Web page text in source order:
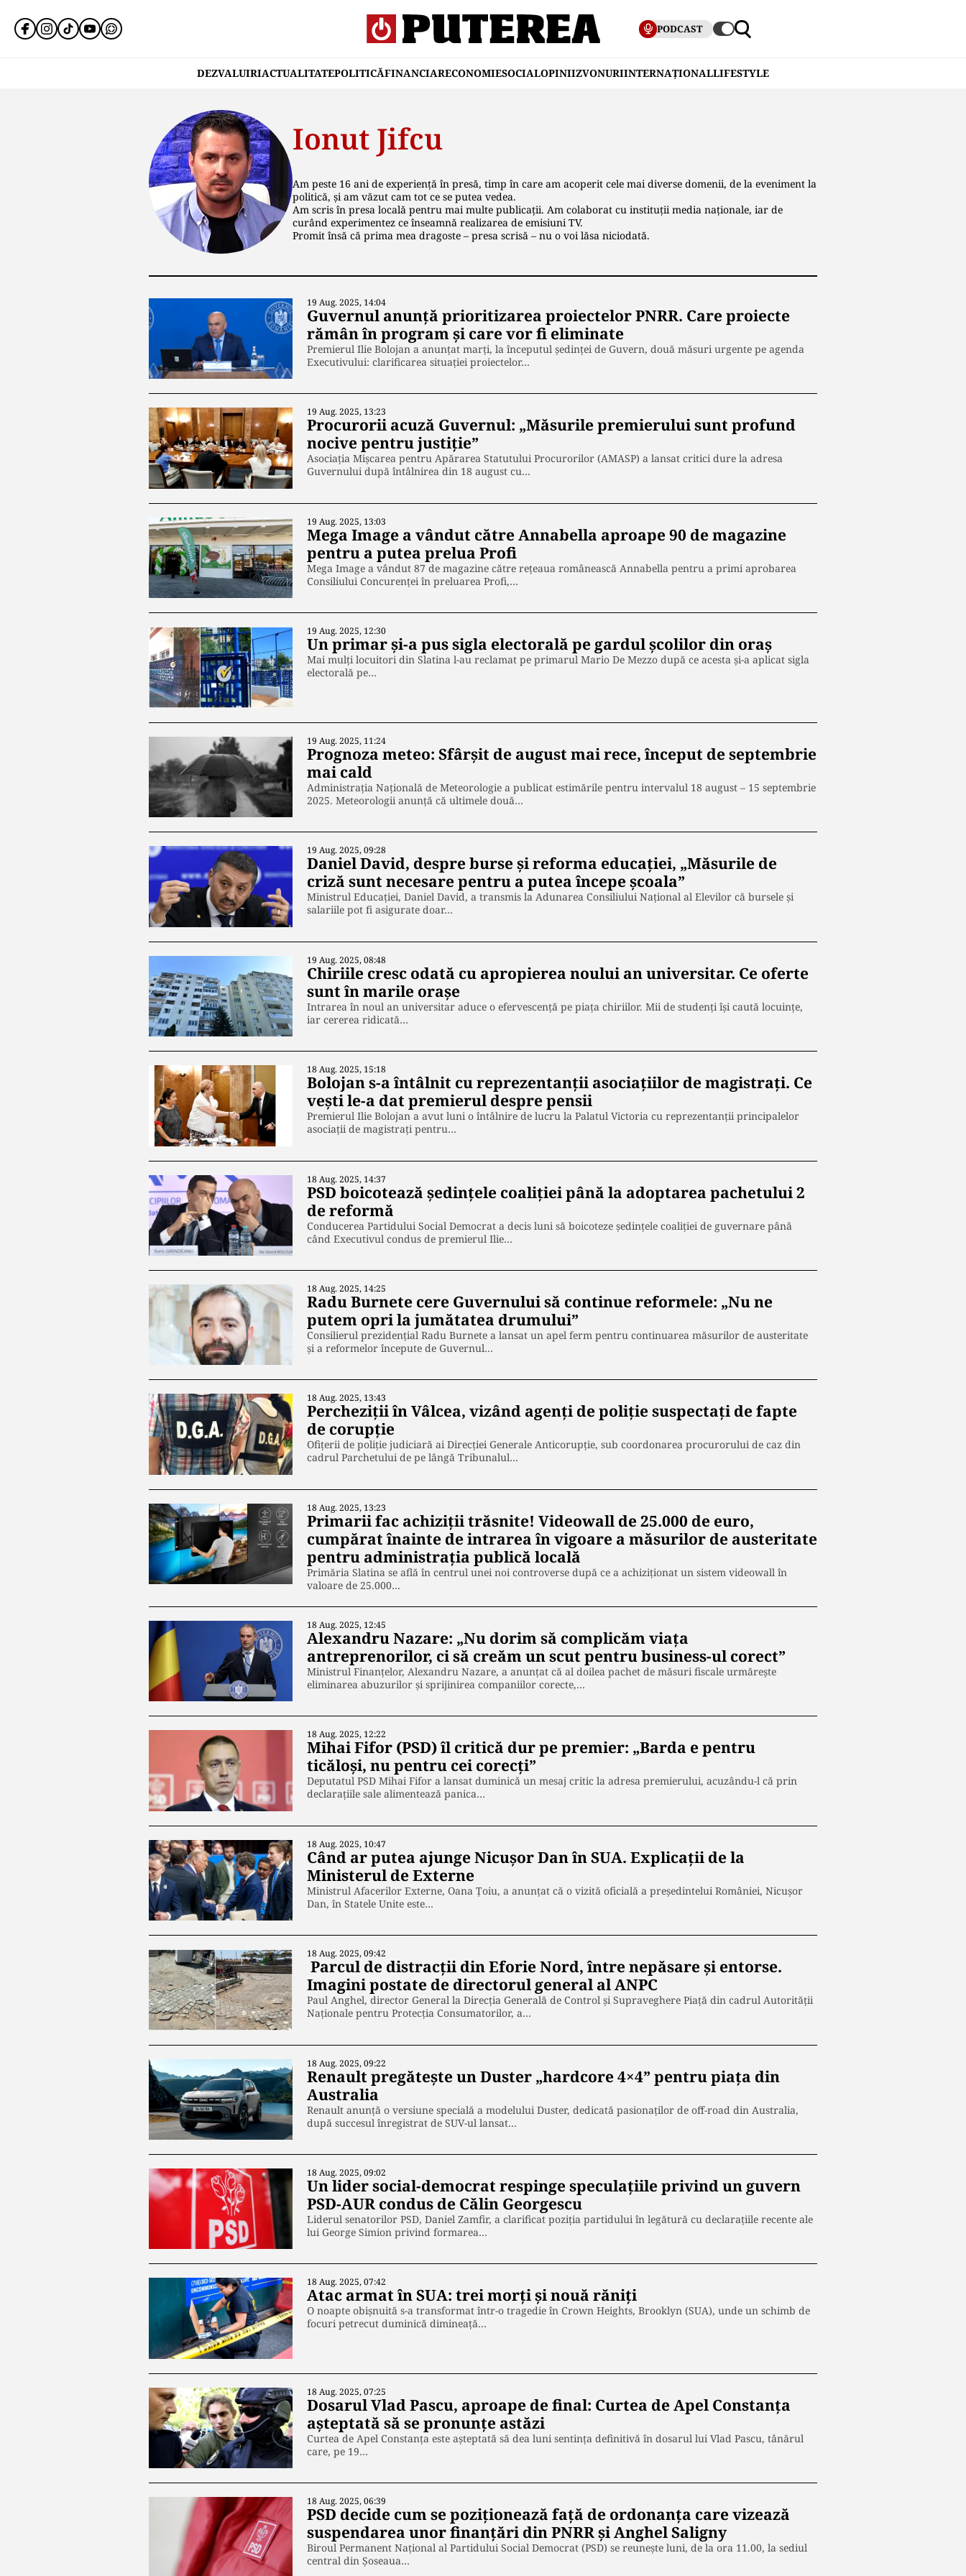
PODCAST
DEZVALUIRIACTUALITATEPOLITICĂFINANCIARECONOMIESOCIALOPINIIZVONURIINTERNAȚIONALLIFESTYLE
Ionut Jifcu
Am peste 16 ani de experiență în presă, timp în care am acoperit cele mai diverse domenii, de la eveniment la
politică, și am văzut cam tot ce se putea vedea.
Am scris în presa locală pentru mai multe publicaţii. Am colaborat cu instituţii media naţionale, iar de
curând experimentez ce înseamnă realizarea de emisiuni TV.
Promit însă că prima mea dragoste – presa scrisă – nu o voi lăsa niciodată.
19 Aug. 2025, 14:04
Guvernul anunță prioritizarea proiectelor PNRR. Care proiecte
rămân în program și care vor fi eliminate
Premierul Ilie Bolojan a anunțat marți, la începutul ședinței de Guvern, două măsuri urgente pe agenda
Executivului: clarificarea situației proiectelor…
19 Aug. 2025, 13:23
Procurorii acuză Guvernul: „Măsurile premierului sunt profund
nocive pentru justiție”
Asociația Mișcarea pentru Apărarea Statutului Procurorilor (AMASP) a lansat critici dure la adresa
Guvernului după întâlnirea din 18 august cu…
19 Aug. 2025, 13:03
Mega Image a vândut către Annabella aproape 90 de magazine
pentru a putea prelua Profi
Mega Image a vândut 87 de magazine către rețeaua românească Annabella pentru a primi aprobarea
Consiliului Concurenței în preluarea Profi,…
19 Aug. 2025, 12:30
Un primar şi-a pus sigla electorală pe gardul şcolilor din oraş
Mai mulți locuitori din Slatina l-au reclamat pe primarul Mario De Mezzo după ce acesta și-a aplicat sigla
electorală pe…
19 Aug. 2025, 11:24
Prognoza meteo: Sfârșit de august mai rece, început de septembrie
mai cald
Administrația Națională de Meteorologie a publicat estimările pentru intervalul 18 august – 15 septembrie
2025. Meteorologii anunță că ultimele două…
19 Aug. 2025, 09:28
Daniel David, despre burse și reforma educației, „Măsurile de
criză sunt necesare pentru a putea începe școala”
Ministrul Educației, Daniel David, a transmis la Adunarea Consiliului Național al Elevilor că bursele și
salariile pot fi asigurate doar…
19 Aug. 2025, 08:48
Chiriile cresc odată cu apropierea noului an universitar. Ce oferte
sunt în marile orașe
Intrarea în noul an universitar aduce o efervescență pe piața chiriilor. Mii de studenți își caută locuințe,
iar cererea ridicată…
18 Aug. 2025, 15:18
Bolojan s-a întâlnit cu reprezentanții asociațiilor de magistrați. Ce
veşti le-a dat premierul despre pensii
Premierul Ilie Bolojan a avut luni o întâlnire de lucru la Palatul Victoria cu reprezentanții principalelor
asociații de magistrați pentru…
18 Aug. 2025, 14:37
PSD boicotează ședințele coaliției până la adoptarea pachetului 2
de reformă
Conducerea Partidului Social Democrat a decis luni să boicoteze ședințele coaliției de guvernare până
când Executivul condus de premierul Ilie…
18 Aug. 2025, 14:25
Radu Burnete cere Guvernului să continue reformele: „Nu ne
putem opri la jumătatea drumului”
Consilierul prezidențial Radu Burnete a lansat un apel ferm pentru continuarea măsurilor de austeritate
și a reformelor începute de Guvernul…
18 Aug. 2025, 13:43
Percheziții în Vâlcea, vizând agenți de poliție suspectați de fapte
de corupție
Ofițerii de poliție judiciară ai Direcției Generale Anticorupție, sub coordonarea procurorului de caz din
cadrul Parchetului de pe lângă Tribunalul…
18 Aug. 2025, 13:23
Primarii fac achiziţii trăsnite! Videowall de 25.000 de euro,
cumpărat înainte de intrarea în vigoare a măsurilor de austeritate
pentru administraţia publică locală
Primăria Slatina se află în centrul unei noi controverse după ce a achiziționat un sistem videowall în
valoare de 25.000…
18 Aug. 2025, 12:45
Alexandru Nazare: „Nu dorim să complicăm viața
antreprenorilor, ci să creăm un scut pentru business-ul corect”
Ministrul Finanțelor, Alexandru Nazare, a anunțat că al doilea pachet de măsuri fiscale urmărește
eliminarea abuzurilor și sprijinirea companiilor corecte,…
18 Aug. 2025, 12:22
Mihai Fifor (PSD) îl critică dur pe premier: „Barda e pentru
ticăloşi, nu pentru cei corecţi”
Deputatul PSD Mihai Fifor a lansat duminică un mesaj critic la adresa premierului, acuzându-l că prin
declaraţiile sale alimentează panica…
18 Aug. 2025, 10:47
Când ar putea ajunge Nicuşor Dan în SUA. Explicaţii de la
Ministerul de Externe
Ministrul Afacerilor Externe, Oana Țoiu, a anunțat că o vizită oficială a președintelui României, Nicușor
Dan, în Statele Unite este…
18 Aug. 2025, 09:42
Parcul de distracții din Eforie Nord, între nepăsare și entorse.
Imagini postate de directorul general al ANPC
Paul Anghel, director General la Direcția Generală de Control și Supraveghere Piață din cadrul Autorității
Naționale pentru Protecția Consumatorilor, a…
18 Aug. 2025, 09:22
Renault pregătește un Duster „hardcore 4×4” pentru piața din
Australia
Renault anunță o versiune specială a modelului Duster, dedicată pasionaților de off-road din Australia,
după succesul înregistrat de SUV-ul lansat…
18 Aug. 2025, 09:02
Un lider social-democrat respinge speculațiile privind un guvern
PSD-AUR condus de Călin Georgescu
Liderul senatorilor PSD, Daniel Zamfir, a clarificat poziția partidului în legătură cu declarațiile recente ale
lui George Simion privind formarea…
18 Aug. 2025, 07:42
Atac armat în SUA: trei morţi şi nouă răniţi
O noapte obişnuită s-a transformat într-o tragedie în Crown Heights, Brooklyn (SUA), unde un schimb de
focuri petrecut duminică dimineaţă…
18 Aug. 2025, 07:25
Dosarul Vlad Pascu, aproape de final: Curtea de Apel Constanţa
aşteptată să se pronunţe astăzi
Curtea de Apel Constanţa este aşteptată să dea luni sentinţa definitivă în dosarul lui Vlad Pascu, tânărul
care, pe 19…
18 Aug. 2025, 06:39
PSD decide cum se poziţionează față de ordonanța care vizează
suspendarea unor finanțări din PNRR și Anghel Saligny
Biroul Permanent Național al Partidului Social Democrat (PSD) se reunește luni, de la ora 11.00, la sediul
central din Șoseaua…